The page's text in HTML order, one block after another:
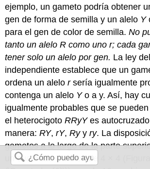
ejemplo, un gameto podría obtener
gen de forma de semilla y un alelo Y
para el gen de color de semilla.No
tanto un aleloR como uno r; cada
tener solo un alelo por gen. La ley
independiente establece que un
ordena un alelorsería igualmente
contenga un alelo Yo a y. Así, hay
igualmente probables que se
el heterocigotoRRyYes
manera:RY,rY,Ryyry. La
gametos a lo largo de la parte
un cuadrado Punnett de 4 × 4 (Figura